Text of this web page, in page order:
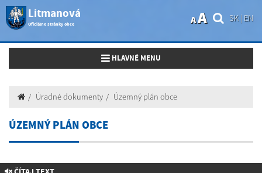
Litmanová
Oficiálne stránky obce
SK| EN
AA
Toggle navigation
HLAVNÉ MENU
Úradné dokumenty Územný plán obce
ÚZEMNÝ PLÁN OBCE